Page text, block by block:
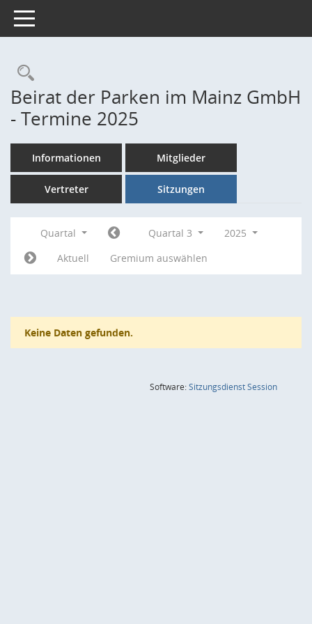
Toggle navigation
Rechercheauswahl
Beirat der Parken im Mainz GmbH
- Termine 2025
Informationen Mitglieder
Vertreter Sitzungen
Quartal Quartal 3
2025
Aktuell
Gremium auswählen
Keine Daten gefunden.
Software:SitzungsdienstSession(Wird in